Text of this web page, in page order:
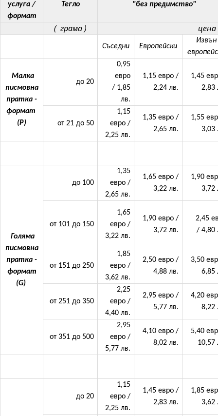
услуга /
формат
Тегло "без предимство"
( грама ) цена
Съседни Европейски
Извън
Малка
писмовна
пратка -
формат
(P)
до 20
0,95
евро
/ 1,85
лв.
1,15 евро /
2,24 лв.
1,45
2,83
от 21 до 50
1,15
евро /
2,25 лв.
1,35 евро /
2,65 лв.
1,55
3,03
Голяма
писмовна
пратка -
формат
(G)
до 100
1,35
евро /
2,65 лв.
1,65 евро /
3,22 лв.
1,90
3,72
от 101 до 150
1,65
евро /
3,22 лв.
1,90 евро /
3,72 лв.
2,45
/ 4,80
от 151 до 250
1,85
евро /
3,62 лв.
2,50 евро /
4,88 лв.
3,50
6,85
от 251 до 350
2,25
евро /
4,40 лв.
2,95 евро /
5,77 лв.
4,20
8,22
от 351 до 500
2,95
евро /
5,77 лв.
4,10 евро /
8,02 лв.
5,40
10,57
до 20
1,15
евро /
2,25 лв.
1,45 евро /
2,83 лв.
1,85
3,62